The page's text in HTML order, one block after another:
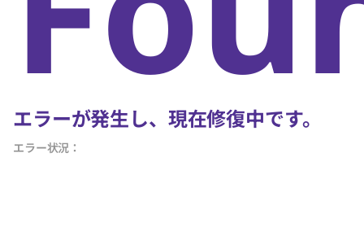
エラーが発生し、現在修復中です。
エラー状況：